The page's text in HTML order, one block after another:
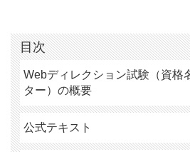
目次
Webディレクション試験（資格
ター）の概要
公式テキスト